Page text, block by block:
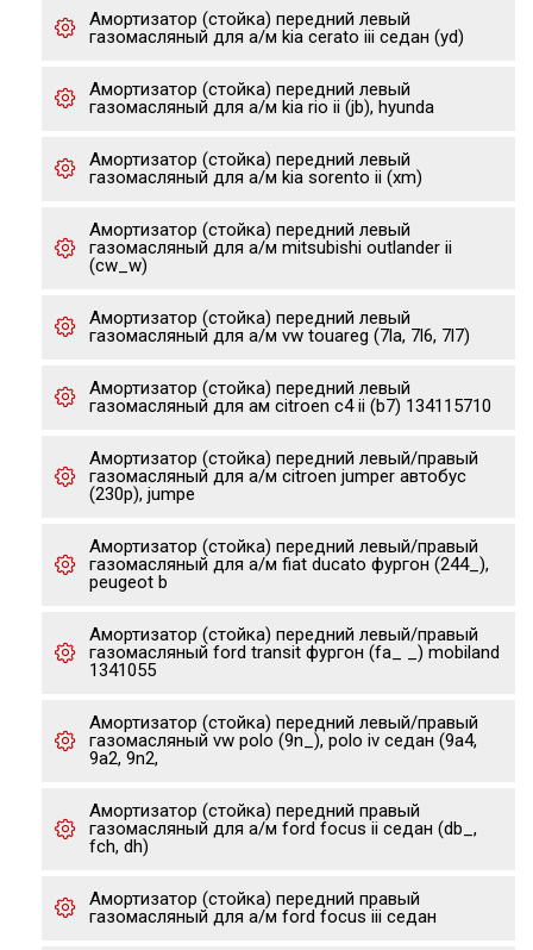
Амортизатор (стойка) передний левый
газомасляный для а/м kia cerato iii седан (yd)
Амортизатор (стойка) передний левый
газомасляный для а/м kia rio ii (jb), hyunda
Амортизатор (стойка) передний левый
газомасляный для а/м kia sorento ii (xm)
Амортизатор (стойка) передний левый
газомасляный для а/м mitsubishi outlander ii
(cw_w)
Амортизатор (стойка) передний левый
газомасляный для а/м vw touareg (7la, 7l6, 7l7)
Амортизатор (стойка) передний левый
газомасляный для ам citroen c4 ii (b7) 134115710
Амортизатор (стойка) передний левый/правый
газомасляный для а/м citroen jumper автобус
(230p), jumpe
Амортизатор (стойка) передний левый/правый
газомасляный для а/м fiat ducato фургон (244_),
peugeot b
Амортизатор (стойка) передний левый/правый
газомасляный ford transit фургон (fa_ _) mobiland
1341055
Амортизатор (стойка) передний левый/правый
газомасляный vw polo (9n_), polo iv седан (9a4,
9a2, 9n2,
Амортизатор (стойка) передний правый
газомасляный для а/м ford focus ii седан (db_,
fch, dh)
Амортизатор (стойка) передний правый
газомасляный для а/м ford focus iii седан